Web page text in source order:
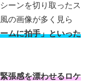
ーンを切り取ったス
の画像が多く見ら
ムに拍手」といった
張感を漂わせるロケ